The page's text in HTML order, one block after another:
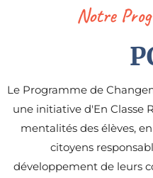
Notre
Le Programme de
une initiative d'En Classe
mentalités des élèves,
citoyens
développement de leurs